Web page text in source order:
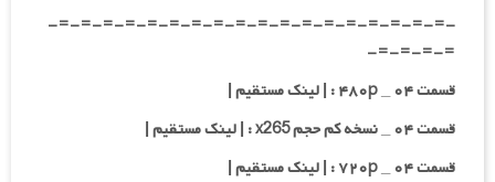
-=-=-=-=-=-=-=-=-=-=-=-=-=-=-=-=-=-=-
=-=-=-=-
قسمت ۰۴ _ ۴۸۰p : | لینک مستقیم |
قسمت ۰۴ _ نسخه کم حجم x265 : | لینک مستقیم |
قسمت ۰۴ _ ۷۲۰p : | لینک مستقیم |